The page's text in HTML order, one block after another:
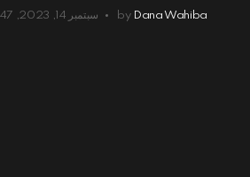
by Dana Wahiba سبتمبر 14, 2023, 2:47 م